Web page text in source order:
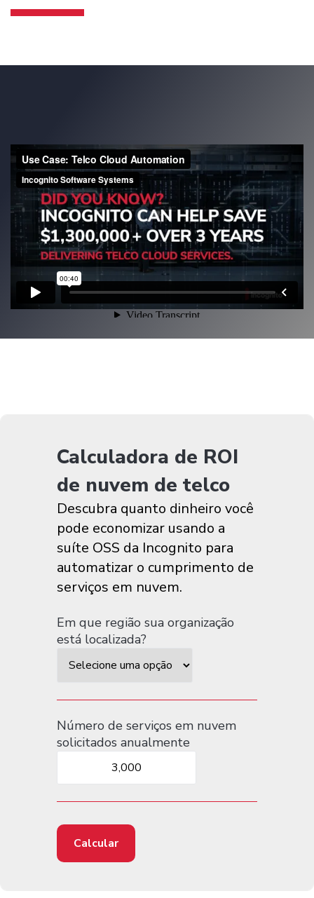
Calculadora de ROI
de nuvem de telco
Descubra quanto dinheiro você
pode economizar usando a
suíte OSS da Incognito para
automatizar o cumprimento de
serviços em nuvem.
Em que região sua organização
está localizada?
Número de serviços em nuvem
solicitados anualmente